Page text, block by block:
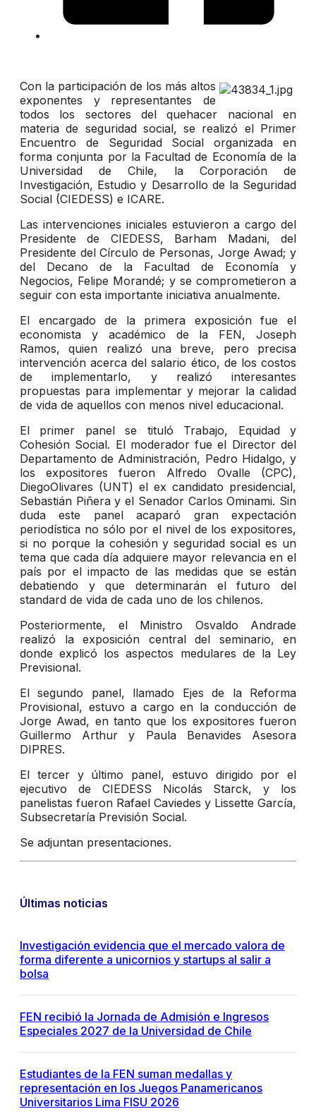
Con la participación de los más altos
exponentes y representantes de
todos los sectores del quehacer nacional en
materia de seguridad social, se realizó el Primer
Encuentro de Seguridad Social organizada en
forma conjunta por la Facultad de Economía de la
Universidad de Chile, la Corporación de
Investigación, Estudio y Desarrollo de la Seguridad
Social (CIEDESS) e ICARE.
Las intervenciones iniciales estuvieron a cargo del
Presidente de CIEDESS, Barham Madani, del
Presidente del Círculo de Personas, Jorge Awad; y
del Decano de la Facultad de Economía y
Negocios, Felipe Morandé; y se comprometieron a
seguir con esta importante iniciativa anualmente.
El encargado de la primera exposición fue el
economista y académico de la FEN, Joseph
Ramos, quien realizó una breve, pero precisa
intervención acerca del salario ético, de los costos
de implementarlo, y realizó interesantes
propuestas para implementar y mejorar la calidad
de vida de aquellos con menos nivel educacional.
El primer panel se tituló Trabajo, Equidad y
Cohesión Social. El moderador fue el Director del
Departamento de Administración, Pedro Hidalgo, y
los expositores fueron Alfredo Ovalle (CPC),
DiegoOlivares (UNT) el ex candidato presidencial,
Sebastián Piñera y el Senador Carlos Ominami. Sin
duda este panel acaparó gran expectación
periodística no sólo por el nivel de los expositores,
si no porque la cohesión y seguridad social es un
tema que cada día adquiere mayor relevancia en el
país por el impacto de las medidas que se están
debatiendo y que determinarán el futuro del
standard de vida de cada uno de los chilenos.
Posteriormente, el Ministro Osvaldo Andrade
realizó la exposición central del seminario, en
donde explicó los aspectos medulares de la Ley
Previsional.
El segundo panel, llamado Ejes de la Reforma
Provisional, estuvo a cargo en la conducción de
Jorge Awad, en tanto que los expositores fueron
Guillermo Arthur y Paula Benavides Asesora
DIPRES.
El tercer y último panel, estuvo dirigido por el
ejecutivo de CIEDESS Nicolás Starck, y los
panelistas fueron Rafael Caviedes y Lissette García,
Subsecretaría Previsión Social.
Se adjuntan presentaciones.
Últimas noticias
Investigación evidencia que el mercado valora de
forma diferente a unicornios y startups al salir a
bolsa
FEN recibió la Jornada de Admisión e Ingresos
Especiales 2027 de la Universidad de Chile
Estudiantes de la FEN suman medallas y
representación en los Juegos Panamericanos
Universitarios Lima FISU 2026